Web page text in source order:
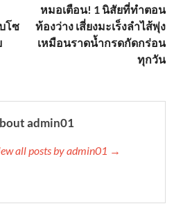
โซ
หมอเตือน! 1 นิสัยที่ทำตอน
ท้องว่าง เสี่ยงมะเร็งลำไส้พุ่ง
เหมือนราดน้ำกรดกัดกร่อน
ทุกวัน
admin01
all posts by admin01 →